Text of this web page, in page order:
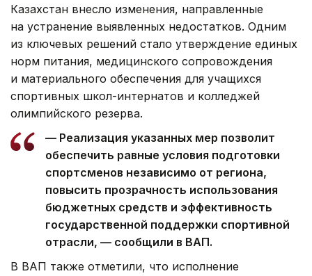
Казахстан внесло изменения, направленные
на устранение выявленных недостатков. Одним
из ключевых решений стало утверждение единых
норм питания, медицинского сопровождения
и материального обеспечения для учащихся
спортивных школ-интернатов и колледжей
олимпийского резерва.
— Реализация указанных мер позволит
обеспечить равные условия подготовки
спортсменов независимо от региона,
повысить прозрачность использования
бюджетных средств и эффективность
государственной поддержки спортивной
отрасли, — сообщили в ВАП.
В ВАП также отметили, что исполнение